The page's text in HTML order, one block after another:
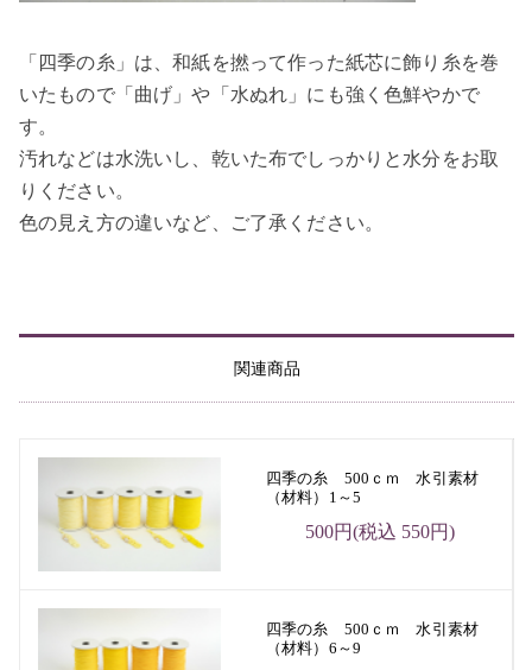
「四季の糸」は、和紙を撚って作った紙芯に飾り糸を巻
いたもので「曲げ」や「水ぬれ」にも強く色鮮やかで
す。
汚れなどは水洗いし、乾いた布でしっかりと水分をお取
りください。
色の見え方の違いなど、ご了承ください。
関連商品
四季の糸 500ｃｍ 水引素材
（材料）1～5
500円(税込 550円)
四季の糸 500ｃｍ 水引素材
（材料）6～9